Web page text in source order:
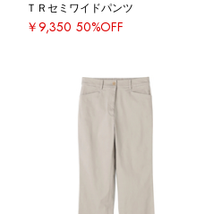
ＴＲセミワイドパンツ
￥9,350 50%OFF